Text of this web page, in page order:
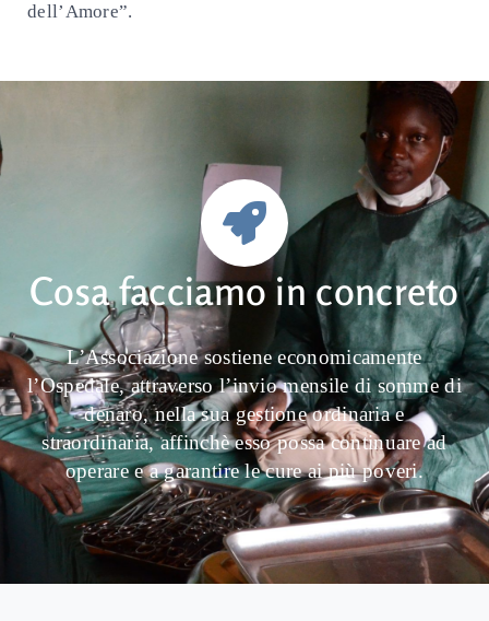
dell’Amore”.
Cosa facciamo in concreto
L’Associazione sostiene economicamente
l’Ospedale, attraverso l’invio mensile di somme di
denaro, nella sua gestione ordinaria e
straordinaria, affinchè esso possa continuare ad
operare e a garantire le cure ai più poveri.